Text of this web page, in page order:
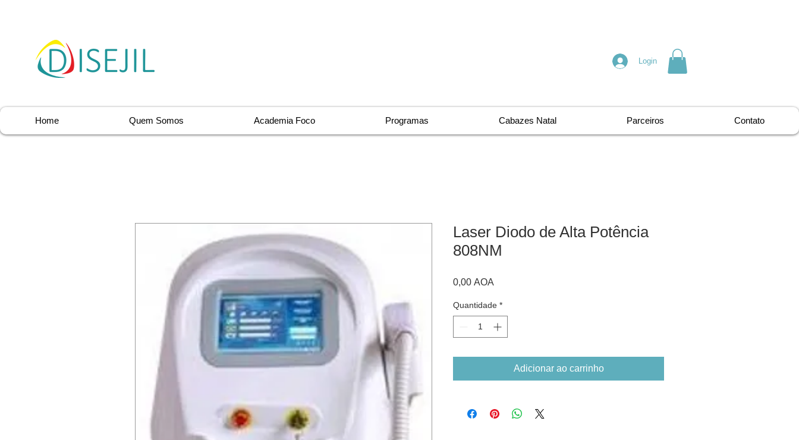
Login
Home Quem Somos Academia Foco Programas Cabazes Natal Parceiros Contato
Laser Diodo de Alta Potência
808NM
0,00 AOA
Quantidade *
Adicionar ao carrinho